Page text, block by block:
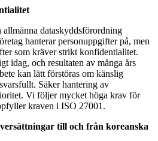
dataskyddsförordning
hanterar personuppgifter på, men
som kräver strikt konfidentialitet.
idag, och resultaten av många års
kan lätt förstöras om känslig
Säker hantering av
Vi följer mycket höga krav för
kraven i ISO 27001.
till och från koreanska